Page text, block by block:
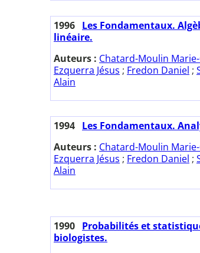
1996 Les Fondamentaux.
linéaire.
Auteurs : Chatard-Moulin
Ezquerra Jésus ; Fredon Daniel ;
Alain
1994 Les Fondamentaux.
Auteurs : Chatard-Moulin
Ezquerra Jésus ; Fredon Daniel ;
Alain
1990 Probabilités et
biologistes.